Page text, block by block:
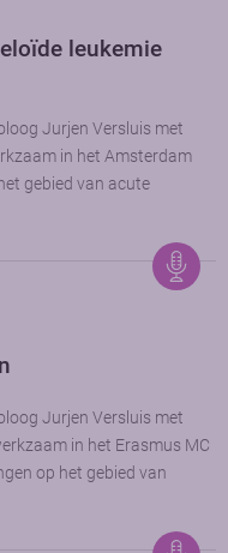
leukemie
Jurjen Versluis met
in het Amsterdam
gebied van acute
Jurjen Versluis met
in het Erasmus MC
op het gebied van